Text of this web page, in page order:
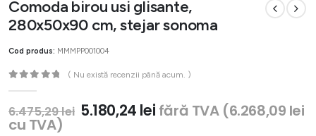
Comoda birou usi glisante,
280x50x90 cm, stejar sonoma
Cod produs: MMMPP001004
( Nu există recenzii până acum. )
6.475,29lei Prețul
inițial
5.180,24 leiPrețul
fără TVA (6.268,09 lei
cu TVA)